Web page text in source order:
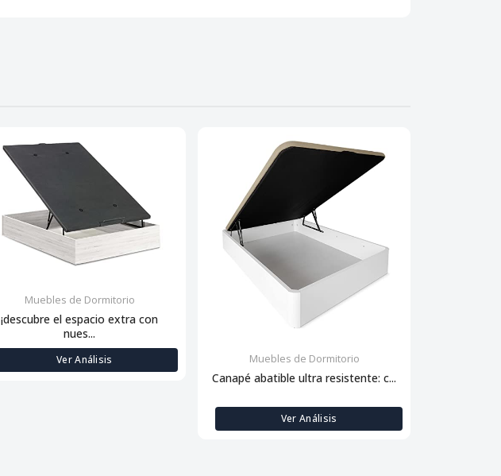
Muebles de Dormitorio
¡descubre el espacio extra con
nues...
Ver Análisis Muebles de Dormitorio
Canapé abatible ultra resistente: c...
Ver Análisis